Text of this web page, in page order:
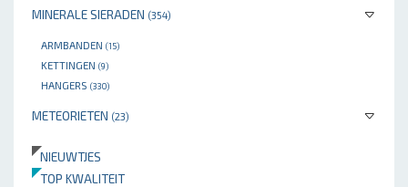
MINERALE SIERADEN (354)
ARMBANDEN (15)
KETTINGEN (9)
HANGERS (330)
METEORIETEN (23)
NIEUWTJES
TOP KWALITEIT